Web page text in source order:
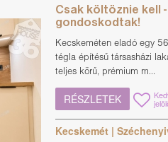
Csak költöznie kell -
gondoskodtak!
Kecskeméten eladó egy
tégla építésű társasházi
teljes körű, prémium m...
RÉSZLETEK
Kecskemét |